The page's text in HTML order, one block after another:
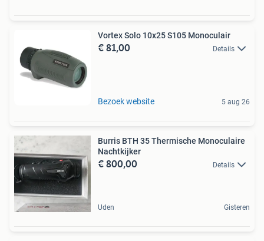
Vortex Solo 10x25 S105 Monoculair
€ 81,00 Details
Bezoek website 5 aug 26
Burris BTH 35 Thermische Monoculaire
Nachtkijker
€ 800,00 Details
Uden Gisteren